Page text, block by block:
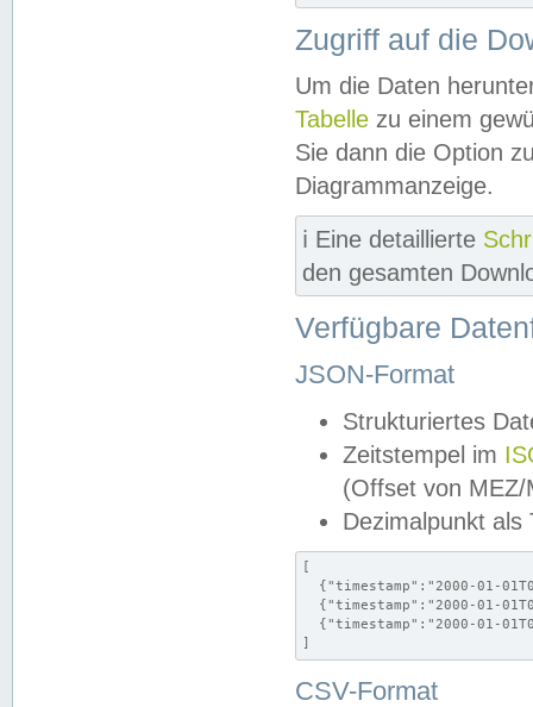
Zugriff auf die
Um die Daten
Tabelle zu einem
Sie dann die Option
Diagrammanzeige.
ℹ️ Eine detaillierte
den gesamten
Verfügbare
JSON-Format
Strukturiertes
Zeitstempel im
(Offset von MEZ/
Dezimalpunkt als
[
{"timestamp":"2000-01-
{"timestamp":"2000-01-
{"timestamp":"2000-01-
]
CSV-Format